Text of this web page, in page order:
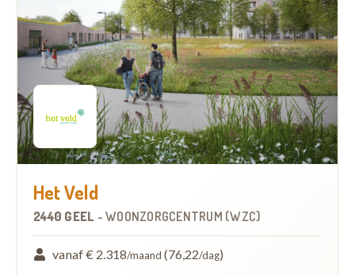
Het Veld
2440 GEEL - WOONZORGCENTRUM (WZC)
vanaf € 2.318/maand (76,22/dag)